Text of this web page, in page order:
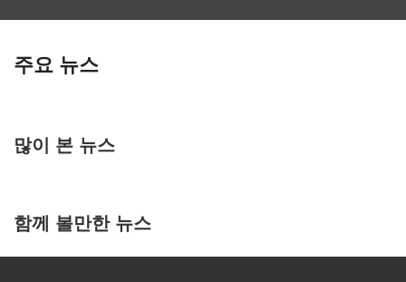
주요 뉴스
많이 본 뉴스
함께 볼만한 뉴스